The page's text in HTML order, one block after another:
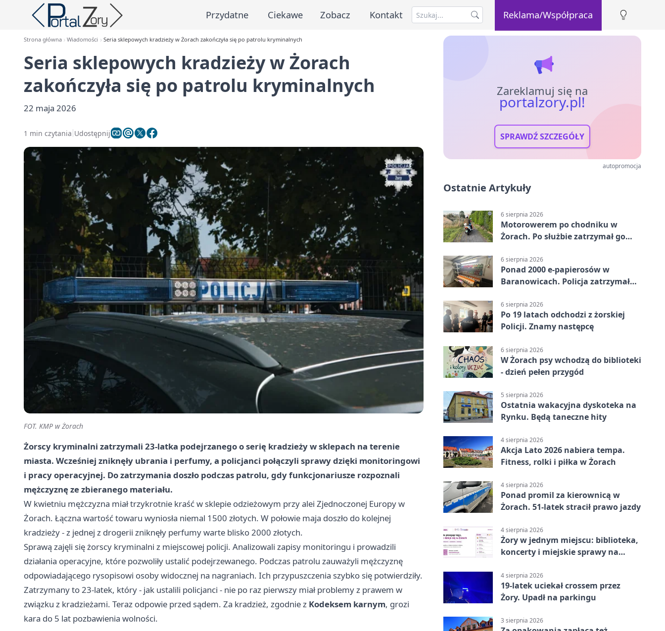
Przydatne Ciekawe Zobacz Kontakt Reklama/Współpraca
Strona główna Wiadomości Seria sklepowych kradzieży w Żorach zakończyła się po patrolu kryminalnych
Seria sklepowych kradzieży w Żorach
zakończyła się po patrolu kryminalnych
22 maja 2026
1 min czytania Udostępnij
FOT. KMP w Żorach
Żorscy kryminalni zatrzymali 23-latka podejrzanego o serię kradzieży w sklepach na terenie
miasta. Wcześniej zniknęły ubrania i perfumy, a policjanci połączyli sprawy dzięki monitoringowi
i pracy operacyjnej. Do zatrzymania doszło podczas patrolu, gdy funkcjonariusze rozpoznali
mężczyznę ze zbieranego materiału.
W kwietniu mężczyzna miał trzykrotnie kraść w sklepie odzieżowym przy alei Zjednoczonej Europy w
Żorach. Łączna wartość towaru wyniosła niemal 1500 złotych. W połowie maja doszło do kolejnej
kradzieży - z jednej z drogerii zniknęły perfumy warte blisko 2000 złotych.
Sprawą zajęli się żorscy kryminalni z miejscowej policji. Analizowali zapisy monitoringu i prowadzili
działania operacyjne, które pozwoliły ustalić podejrzewanego. Podczas patrolu zauważyli mężczyznę
odpowiadającego rysopisowi osoby widocznej na nagraniach. Ich przypuszczenia szybko się potwierdziły.
Zatrzymany to 23-latek, który - jak ustalili policjanci - nie po raz pierwszy miał problemy z prawem w
związku z kradzieżami. Teraz odpowie przed sądem. Za kradzież, zgodnie z Kodeksem karnym, grozi
kara do 5 lat pozbawienia wolności.
Zareklamuj się na
portalzory.pl!
SPRAWDŹ SZCZEGÓŁY
autopromocja
Ostatnie Artykuły
6 sierpnia 2026
Motorowerem po chodniku w
Żorach. Po służbie zatrzymał go
6 sierpnia 2026
Ponad 2000 e-papierosów w
Baranowicach. Policja zatrzymała
6 sierpnia 2026
Po 19 latach odchodzi z żorskiej
Policji. Znamy następcę
6 sierpnia 2026
W Żorach psy wchodzą do biblioteki
- dzień pełen przygód
5 sierpnia 2026
Ostatnia wakacyjna dyskoteka na
Rynku. Będą taneczne hity
4 sierpnia 2026
Akcja Lato 2026 nabiera tempa.
Fitness, rolki i piłka w Żorach
4 sierpnia 2026
Ponad promil za kierownicą w
Żorach. 51-latek stracił prawo jazdy
4 sierpnia 2026
Żory w jednym miejscu: biblioteka,
koncerty i miejskie sprawy na
4 sierpnia 2026
19-latek uciekał crossem przez
Żory. Upadł na parkingu
3 sierpnia 2026